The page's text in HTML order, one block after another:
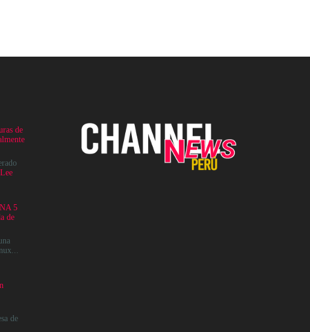
de
Lee
5
de
de